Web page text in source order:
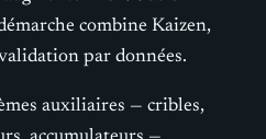
combine Kaizen,
par données.
auxiliaires — cribles,